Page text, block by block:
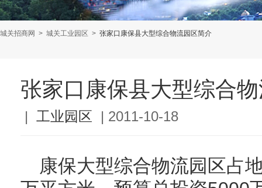
城关招商网 > 城关工业园区 > 张家口康保县大型综合物流园区简介
张家口康保县大型综合
| 工业园区 | 2011-10-18
康保大型综合物流园区占